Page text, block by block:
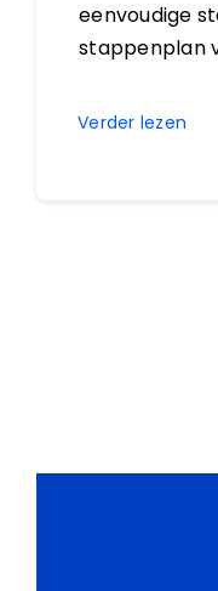
eenvoudige
stappenplan
Verder lezen